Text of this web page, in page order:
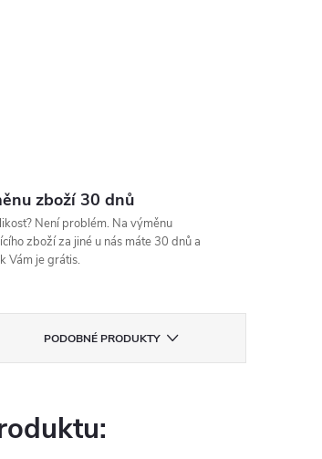
zboží 30 dnů
Není problém. Na výměnu
zboží za jiné u nás máte 30 dnů a
Vám je grátis.
PODOBNÉ PRODUKTY